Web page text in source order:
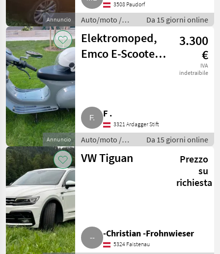
Annuncio
3508 Paudorf
Auto/moto /
Altre auto e
moto
Da 15 giorni online
Annuncio
Elektromoped,
Emco E-Scooter,
3.300
€
IVA
indetraibile
F .
3321 Ardagger Stift
Auto/moto /
Altre auto e
moto
Da 15 giorni online
VW Tiguan
Prezzo
su
richiesta
-Christian -Frohnwieser
5324 Faistenau